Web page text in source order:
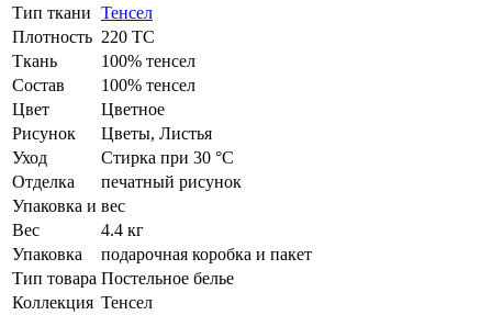
Тип ткани Тенсел
Плотность 220 ТС
Ткань
100% тенсел
Состав
100% тенсел
Цвет
Цветное
Рисунок
Цветы, Листья
Уход
Стирка при 30 °С
Отделка
печатный рисунок
Упаковка и вес
Вес
4.4 кг
Упаковка
подарочная коробка и пакет
Тип товара Постельное белье
Коллекция Тенсел